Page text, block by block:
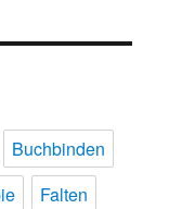
Buchbinden
Falten